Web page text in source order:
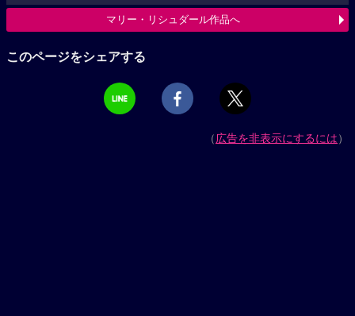
マリー・リシュダール作品へ
このページをシェアする
（広告を非表示にするには）